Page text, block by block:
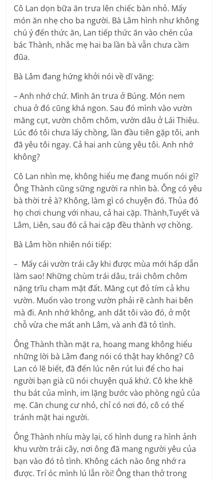
Cô Lan dọn bữa ăn trưa lên chiếc bàn nhỏ. Mấy
món ăn nhẹ cho ba người. Bà Lâm hình như không
chú ý đến thức ăn, Lan tiếp thức ăn vào chén của
bác Thành, nhắc mẹ hai ba lần bà vẫn chưa cầm
đũa.
Bà Lâm đang hứng khởi nói về dĩ vãng:
– Anh nhớ chứ. Mình ăn trưa ở Búng. Món nem
chua ở đó cũng khá ngon. Sau đó mình vào vườn
măng cụt, vườn chôm chôm, vườn dâu ở Lái Thiêu.
Lúc đó tôi chưa lấy chồng, lần đầu tiên gặp tôi, anh
đã yêu tôi ngay. Cả hai anh cùng yêu tôi. Anh nhớ
không?
Cô Lan nhìn mẹ, không hiểu mẹ đang muốn nói gì?
Ông Thành cũng sững người ra nhìn bà. Ông có yêu
bà thời trẻ à? Không, làm gì có chuyện đó. Thủa đó
họ chơi chung với nhau, cả hai cặp. Thành,Tuyết và
Lâm, Liên, sau đó cả hai cặp đều thành vợ chồng.
Bà Lâm hồn nhiên nói tiếp:
– Mấy cái vườn trái cây khi được mùa mới hấp dẫn
làm sao! Những chùm trái dâu, trái chôm chôm
nặng trĩu chạm mặt đất. Măng cụt đỏ tím cả khu
vườn. Muốn vào trong vườn phải rẽ cành hai bên
mà đi. Anh nhớ không, anh dắt tôi vào đó, ở một
chỗ vừa che mất anh Lâm, và anh đã tỏ tình.
Ông Thành thần mặt ra, hoang mang không hiểu
những lời bà Lâm đang nói có thật hay không? Cô
Lan có lẽ biết, đã đến lúc nên rút lui để cho hai
người bạn già cũ nói chuyện quá khứ. Cô khe khẽ
thu bát của mình, im lặng bước vào phòng ngủ của
mẹ. Căn chung cư nhỏ, chỉ có nơi đó, cô có thể
tránh mặt hai người.
Ông Thành nhíu mày lại, cố hình dung ra hình ảnh
khu vườn trái cây, nơi ông đã mang người yêu của
bạn vào đó tỏ tình. Không cách nào ông nhớ ra
được. Trí óc mình lú lẫn rồi! Ông than thở trong